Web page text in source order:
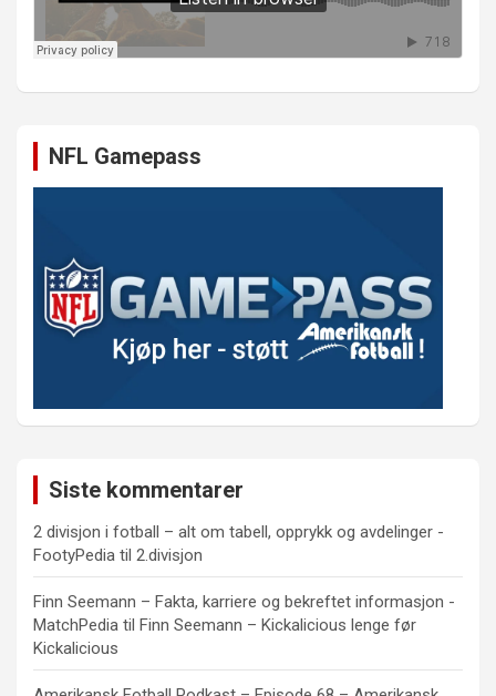
NFL Gamepass
Siste kommentarer
2 divisjon i fotball – alt om tabell, opprykk og avdelinger -
FootyPedia til 2.divisjon
Finn Seemann – Fakta, karriere og bekreftet informasjon -
MatchPedia til Finn Seemann – Kickalicious lenge før
Kickalicious